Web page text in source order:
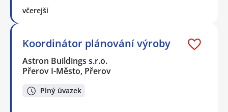
včerejší
Koordinátor plánování výroby
Astron Buildings s.r.o.
Přerov I-Město, Přerov
Plný úvazek